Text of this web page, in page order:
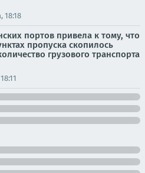
18:18
портов привела к тому, что
пропуска скопилось
грузового транспорта